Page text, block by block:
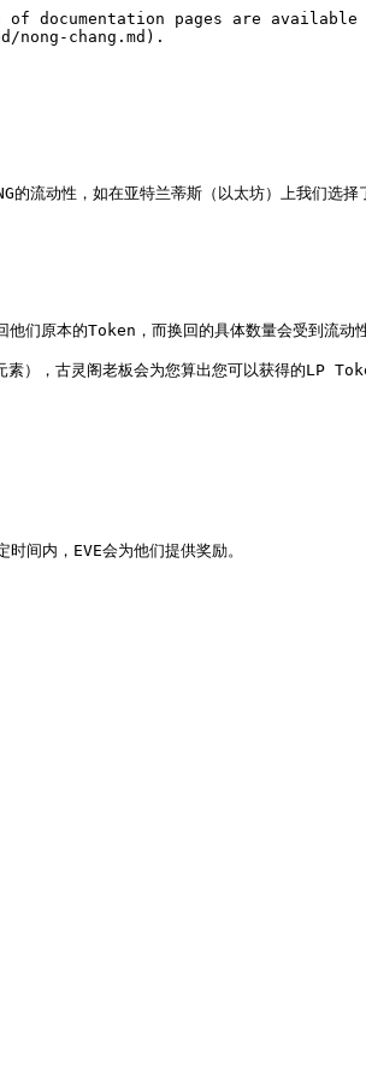
pages are available
chang.md).
的流动性，如在亚特兰蒂斯（以太坊）上我们选
们原本的Token，而换回的具体数量会受到流动
），古灵阁老板会为您算出您可以获得的LP
间内，EVE会为他们提供奖励。